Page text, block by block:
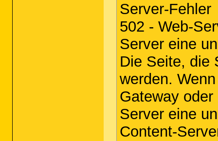
Server-Fehler
502 - Web-
Server eine
Die Seite, die
werden.
Gateway
Server eine
Content-